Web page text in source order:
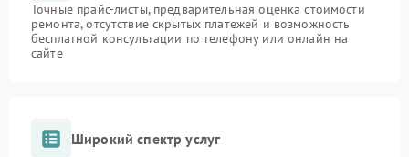
Точные прайс-листы, предварительная оценка стоимости
ремонта, отсутствие скрытых платежей и возможность
бесплатной консультации по телефону или онлайн на
сайте
Широкий спектр услуг